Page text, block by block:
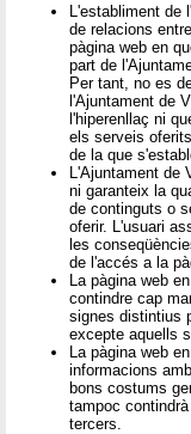
L'establiment
de relacions
pàgina web en
part de
Per tant, no es
l'Ajuntament de
l'hiperenllaç ni
els serveis
de la que
L'Ajuntament
ni garanteix la
de continguts o
oferir. L'usuari
les
de l'accés a la
La pàgina web
contindre cap
signes distintius
excepte aquells
La pàgina web
informacions
bons costums
tampoc
tercers.